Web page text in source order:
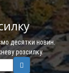
десятки новин.
розсилку.